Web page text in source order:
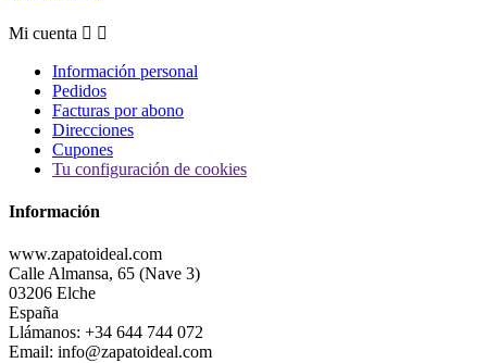
Mi cuenta  
Información personal
Pedidos
Facturas por abono
Direcciones
Cupones
Tu configuración de cookies
Información
www.zapatoideal.com
Calle Almansa, 65 (Nave 3)
03206 Elche
España
Llámanos: +34 644 744 072
Email: info@zapatoideal.com